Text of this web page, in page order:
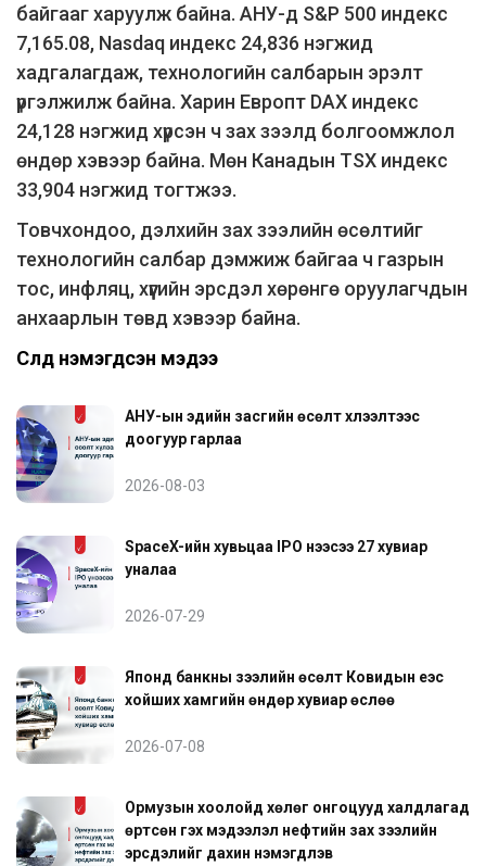
байгааг харуулж байна. АНУ-д S&P 500 индекс
7,165.08, Nasdaq индекс 24,836 нэгжид
хадгалагдаж, технологийн салбарын эрэлт
үргэлжилж байна. Харин Европт DAX индекс
24,128 нэгжид хүрсэн ч зах зээлд болгоомжлол
өндөр хэвээр байна. Мөн Канадын TSX индекс
33,904 нэгжид тогтжээ.
Товчхондоо, дэлхийн зах зээлийн өсөлтийг
технологийн салбар дэмжиж байгаа ч газрын
тос, инфляц, хүүгийн эрсдэл хөрөнгө оруулагчдын
анхаарлын төвд хэвээр байна.
Сүүлд нэмэгдсэн мэдээ
АНУ-ын эдийн засгийн өсөлт хүлээлтээс
доогуур гарлаа
2026-08-03
SpaceX-ийн хувьцаа IPO үнээсээ 27 хувиар
уналаа
2026-07-29
Японд банкны зээлийн өсөлт Ковидын үеэс
хойших хамгийн өндөр хувиар өслөө
2026-07-08
Ормузын хоолойд хөлөг онгоцууд халдлагад
өртсөн гэх мэдээлэл нефтийн зах зээлийн
эрсдэлийг дахин нэмэгдүүлэв